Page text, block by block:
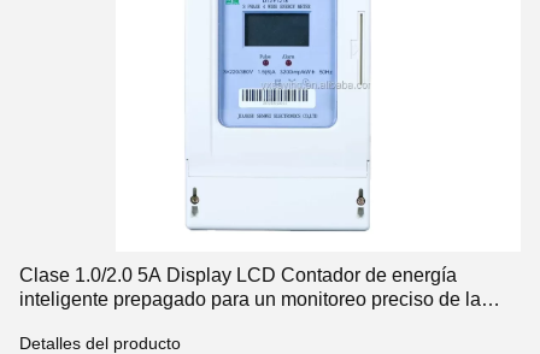
Clase 1.0/2.0 5A Display LCD Contador de energía
inteligente prepagado para un monitoreo preciso de la
Detalles del producto